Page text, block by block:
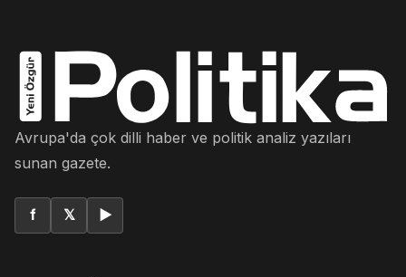
Avrupa'da çok dilli haber ve politik analiz yazıları
sunan gazete.
f 𝕏 ▶